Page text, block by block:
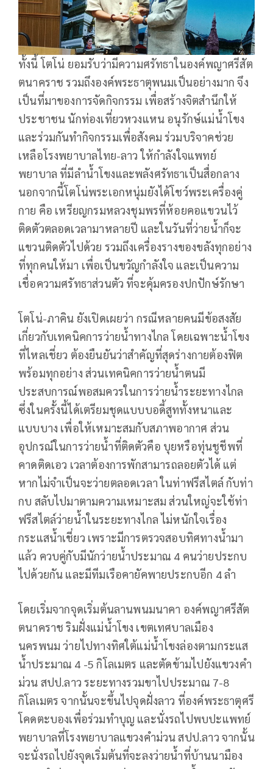
ทั้งนี้ โตโน่ ยอมรับว่ามีความศรัทธาในองค์พญาศรีสัต
ตนาคราช รวมถึงองค์พระธาตุพนมเป็นอย่างมาก จึง
เป็นที่มาของการจัดกิจกรรม เพื่อสร้างจิตสำนึกให้
ประชาชน นักท่องเที่ยวหวงแหน อนุรักษ์แม่น้ำโขง
และร่วมกันทำกิจกรรมเพื่อสังคม ร่วมบริจาคช่วย
เหลือโรงพยาบาลไทย-ลาว ให้กำลังใจแพทย์
พยาบาล ที่มีลำน้ำโขงและพลังศรัทธาเป็นสื่อกลาง
นอกจากนี้โตโน่พระเอกหนุ่มยังได้โชว์พระเครื่องคู่
กาย คือ เหรียญกรมหลวงชุมพรที่ห้อยคอแขวนไว้
ติดตัวตลอดเวลามาหลายปี และในวันที่ว่ายน้ำก็จะ
แขวนติดตัวไปด้วย รวมถึงเครื่องรางของขลังทุกอย่าง
ที่ทุกคนให้มา เพื่อเป็นขวัญกำลังใจ และเป็นความ
เชื่อความศรัทธาส่วนตัว ที่จะคุ้มครองปกปักษ์รักษา
โตโน่-ภาคิน ยังเปิดเผยว่า กรณีหลายคนมีข้อสงสัย
เกี่ยวกับเทคนิคการว่ายน้ำทางไกล โดยเฉพาะน้ำโขง
ที่ไหลเชี่ยว ต้องยืนยันว่าสำคัญที่สุดร่างกายต้องฟิต
พร้อมทุกอย่าง ส่วนเทคนิคการว่ายน้ำตนมี
ประสบการณ์พอสมควรในการว่ายน้ำระยะทางไกล
ซึ่งในครั้งนี้ได้เตรียมชุดแบบบอดี้สูททั้งหนาและ
แบบบาง เพื่อให้เหมาะสมกับสภาพอากาศ ส่วน
อุปกรณ์ในการว่ายน้ำที่ติดตัวคือ บุยหรือทุ่นชูชีพที่
คาดติดเอว เวลาต้องการพักสามารถลอยตัวได้ แต่
หากไม่จำเป็นจะว่ายตลอดเวลา ในท่าฟรีสไตล์ กับท่า
กบ สลับไปมาตามความเหมาะสม ส่วนใหญ่จะใช้ท่า
ฟรีสไตล์ว่ายน้ำในระยะทางไกล ไม่หนักใจเรื่อง
กระแสน้ำเชี่ยว เพราะมีการตรวจสอบทิศทางน้ำมา
แล้ว ควบคู่กับมีนักว่ายน้ำประมาณ 4 คนว่ายประกบ
ไปด้วยกัน และมีทีมเรือคายัคพายประกบอีก 4 ลำ
โดยเริ่มจากจุดเริ่มต้นลานพนมนาคา องค์พญาศรีสัต
ตนาคราช ริมฝั่งแม่น้ำโขง เขตเทศบาลเมือง
นครพนม ว่ายไปทางทิศใต้แม่น้ำโขงล่องตามกระแส
น้ำประมาณ 4 -5 กิโลเมตร และตัดข้ามไปยังแขวงคำ
ม่วน สปป.ลาว ระยะทางรวมขาไปประมาณ 7-8
กิโลเมตร จากนั้นจะขึ้นไปจุดฝั่งลาว ที่องค์พระธาตุศรี
โคดตะบองเพื่อร่วมทำบุญ และนั่งรถไปพบปะแพทย์
พยาบาลที่โรงพยาบาลแขวงคำม่วน สปป.ลาว จากนั้น
จะนั่งรถไปยังจุดเริ่มต้นที่จะลงว่ายน้ำที่บ้านนามือง